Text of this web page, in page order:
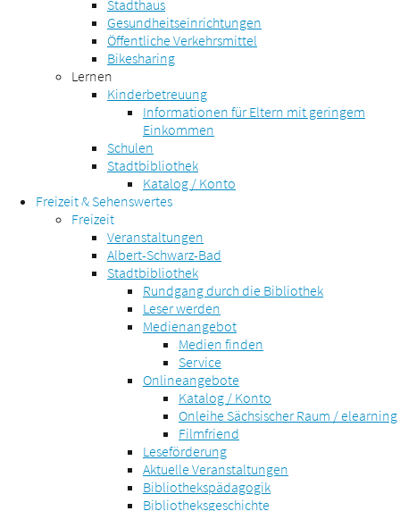
Stadthaus
Gesundheitseinrichtungen
Öffentliche Verkehrsmittel
Bikesharing
Lernen
Kinderbetreuung
Informationen für Eltern mit geringem
Einkommen
Schulen
Stadtbibliothek
Katalog / Konto
Freizeit & Sehenswertes
Freizeit
Veranstaltungen
Albert-Schwarz-Bad
Stadtbibliothek
Rundgang durch die Bibliothek
Leser werden
Medienangebot
Medien finden
Service
Onlineangebote
Katalog / Konto
Onleihe Sächsischer Raum / elearning
Filmfriend
Leseförderung
Aktuelle Veranstaltungen
Bibliothekspädagogik
Bibliotheksgeschichte